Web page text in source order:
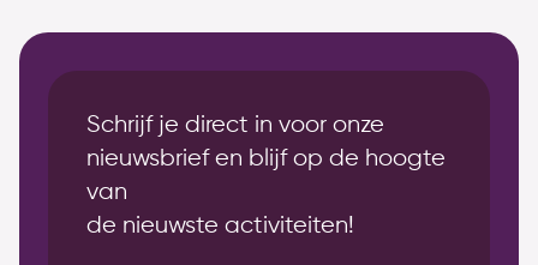
Schrijf je direct in voor onze
nieuwsbrief en blijf op de hoogte
van
de nieuwste activiteiten!